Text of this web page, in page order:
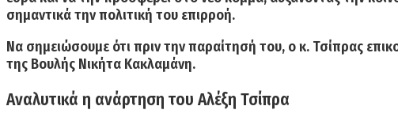
σημαντικά την πολιτική του επιρροή.
Να σημειώσουμε ότι πριν την παραίτησή του, ο κ. Τσίπρας
της Βουλής Νικήτα Κακλαμάνη.
Αναλυτικά η ανάρτηση του Αλέξη Τσίπρα